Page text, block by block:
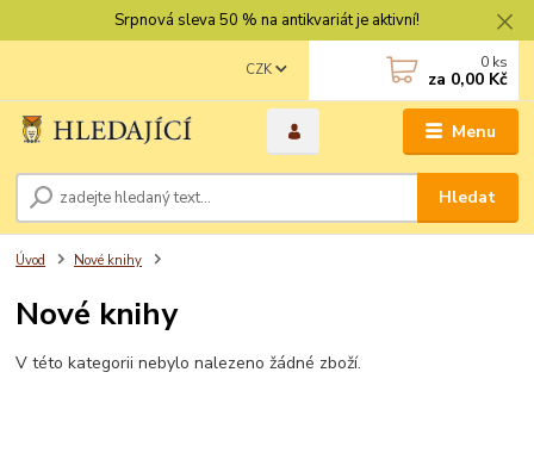
Srpnová sleva 50 % na antikvariát je aktivní!
Menu
CZK
Hledat
0 ks
za 0,00 Kč
Úvod Nové knihy
Nové knihy
V této kategorii nebylo nalezeno žádné zboží.